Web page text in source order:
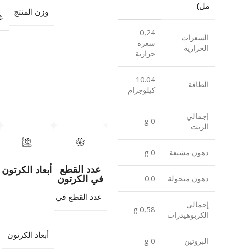
مل)
السعرات
الحرارية
0,24
سعرة
حرارية
الطاقة
10.04
كيلوجرام
إجمالي
الزيت
0 g
دهون مشبعة 0 g
دهون متحولة 0.0
إجمالي
الكربوهيدرات
0,58 g
البروتين 0 g
وزن المنتج
عدد القطع
في الكرتون
عدد القطع في الكرتون
أبعاد الكرتون
أبعاد الكرتون